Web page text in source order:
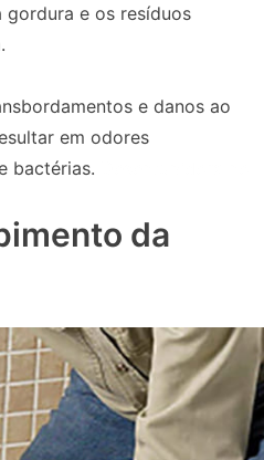
gordura e os resíduos
e danos ao
em odores
bactérias.
da